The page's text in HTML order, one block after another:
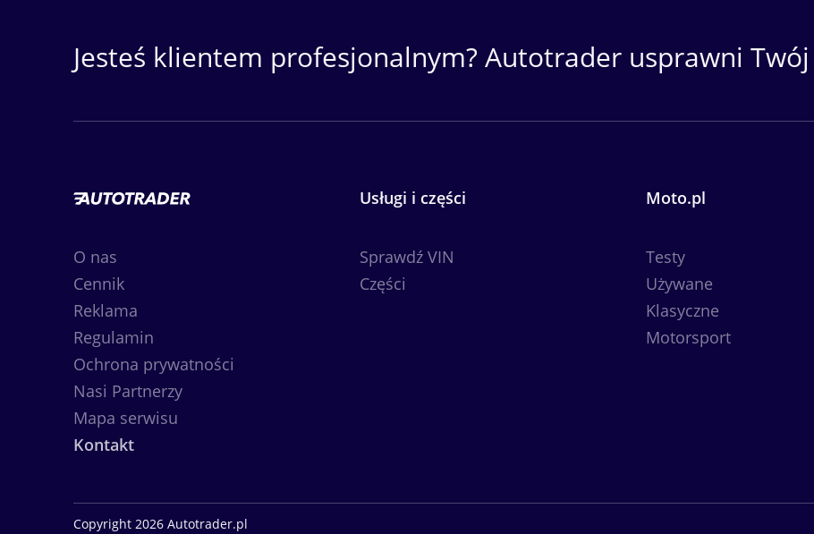
Jesteś klientem profesjonalnym? Autotrader usprawni
O nas
Cennik
Reklama
Regulamin
Ochrona prywatności
Nasi Partnerzy
Mapa serwisu
Kontakt
Usługi i części
Sprawdź VIN
Części
Moto.pl
Testy
Używane
Klasyczne
Motorsport
Copyright 2026 Autotrader.pl